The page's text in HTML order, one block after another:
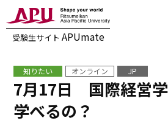
受験生サイト APUmate
知りたい オンライン JP
7月17日 国際経営
学べるの？